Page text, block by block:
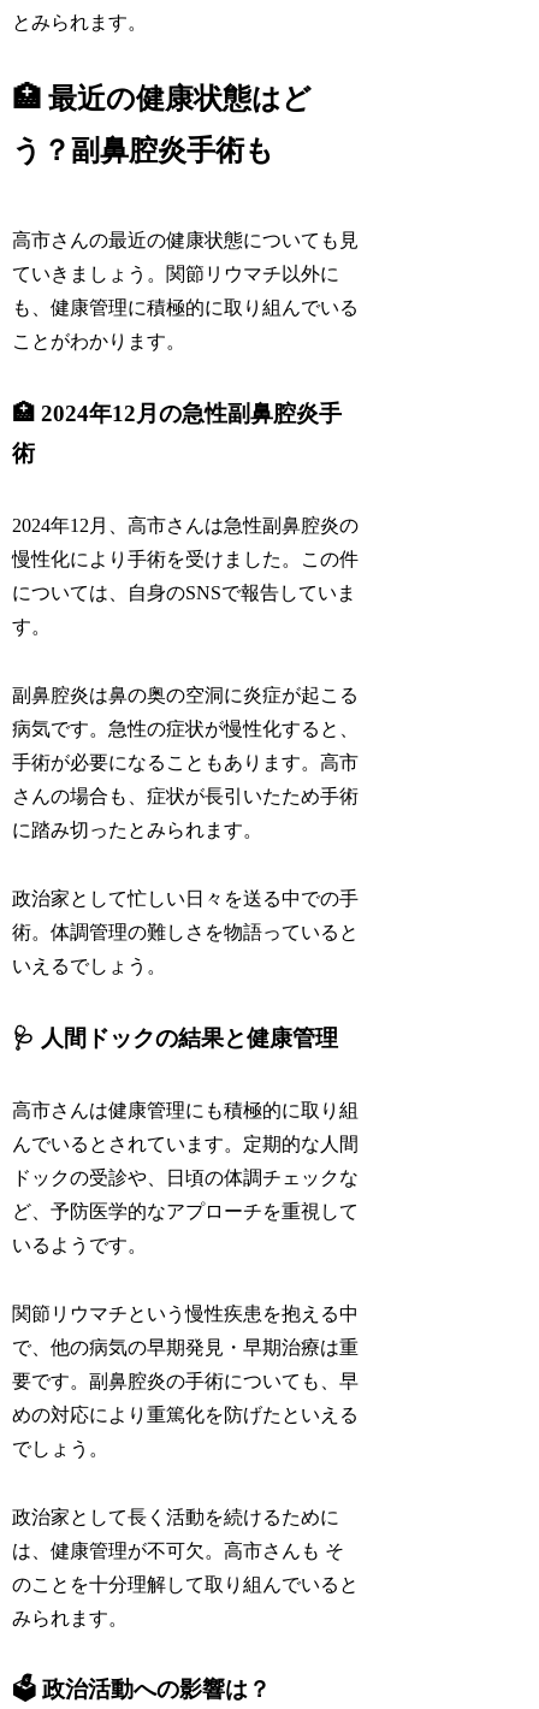
とみられます。
🏥 最近の健康状態はど
う？副鼻腔炎手術も
高市さんの最近の健康状態についても見
ていきましょう。関節リウマチ以外に
も、健康管理に積極的に取り組んでいる
ことがわかります。
🏥 2024年12月の急性副鼻腔炎手
術
2024年12月、高市さんは急性副鼻腔炎の
慢性化により手術を受けました。この件
については、自身のSNSで報告していま
す。
副鼻腔炎は鼻の奥の空洞に炎症が起こる
病気です。急性の症状が慢性化すると、
手術が必要になることもあります。高市
さんの場合も、症状が長引いたため手術
に踏み切ったとみられます。
政治家として忙しい日々を送る中での手
術。体調管理の難しさを物語っていると
いえるでしょう。
🩺 人間ドックの結果と健康管理
高市さんは健康管理にも積極的に取り組
んでいるとされています。定期的な人間
ドックの受診や、日頃の体調チェックな
ど、予防医学的なアプローチを重視して
いるようです。
関節リウマチという慢性疾患を抱える中
で、他の病気の早期発見・早期治療は重
要です。副鼻腔炎の手術についても、早
めの対応により重篤化を防げたといえる
でしょう。
政治家として長く活動を続けるために
は、健康管理が不可欠。高市さんも そ
のことを十分理解して取り組んでいると
みられます。
🗳️ 政治活動への影響は？